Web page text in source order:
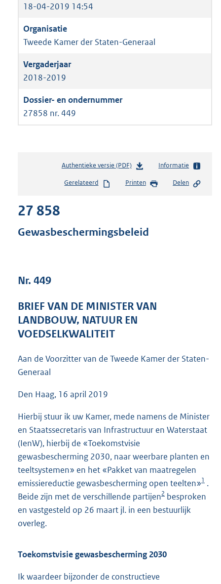
18-04-2019 14:54
Tweede Kamer der Staten-Generaal
2018-2019
27858 nr. 449
Authentieke versie (PDF)b
s
d
s
e
:
b
Informatie
Gerelateerd Printen Delen
27 858
Gewasbeschermingsbeleid
Nr. 449
BRIEF VAN DE MINISTER VAN
LANDBOUW, NATUUR EN
VOEDSELKWALITEIT
Aan de Voorzitter van de Tweede Kamer der Staten-
Generaal
Den Haag, 16 april 2019
Hierbij stuur ik uw Kamer, mede namens de Minister
en Staatssecretaris van Infrastructuur en Waterstaat
(IenW), hierbij de «Toekomstvisie
gewasbescherming 2030, naar weerbare planten en
teeltsystemen» en het «Pakket van maatregelen
emissiereductie gewasbescherming open teelten»1 .
Beide zijn met de verschillende partijen2 besproken
en vastgesteld op 26 maart jl. in een bestuurlijk
overleg.
Toekomstvisie gewasbescherming 2030
Ik waardeer bijzonder de constructieve